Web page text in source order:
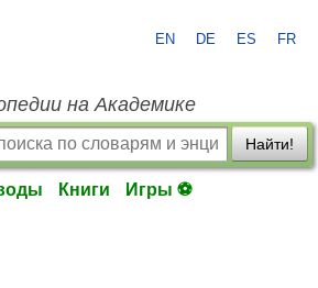
EN DE ES FR
на Академике
Найти!
Книги Игры ⚽